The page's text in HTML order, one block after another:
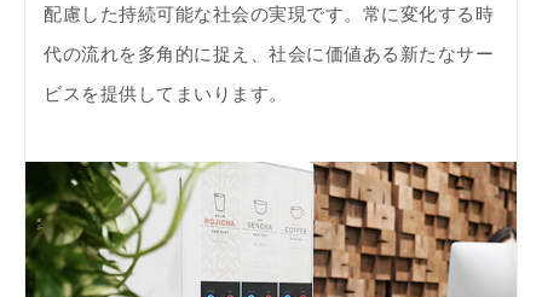
配慮した持続可能な社会の実現です。常に変化する時
代の流れを多角的に捉え、社会に価値ある新たなサー
ビスを提供してまいります。